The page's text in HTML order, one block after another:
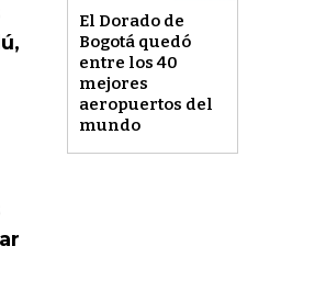
El Dorado de
Bogotá quedó
entre los 40
mejores
aeropuertos del
mundo